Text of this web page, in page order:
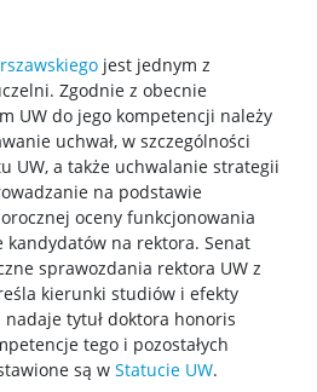
Ścisłych i Przyrodniczych
jest jednym z
Zgodnie z obecnie
UW do jego kompetencji należy
uchwał, w szczególności
UW, a także uchwalanie strategii
na podstawie
oceny funkcjonowania
na rektora. Senat
sprawozdania rektora UW z
kierunki studiów i efekty
nadaje tytuł doktora honoris
tego i pozostałych
są w Statucie UW.